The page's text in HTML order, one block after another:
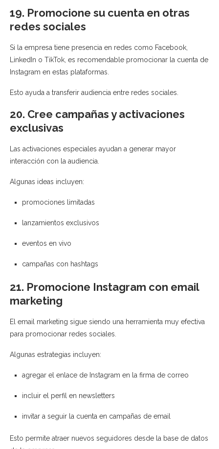
19. Promocione su cuenta en otras
redes sociales
Si la empresa tiene presencia en redes como Facebook
LinkedIn o TikTok , es recomendable promocionar la cuenta de
Instagram en estas plataformas.
Esto ayuda a transferir audiencia entre redes sociales.
20. Cree campañas y activaciones
exclusivas
Las activaciones especiales ayudan a generar mayor
interacción con la audiencia.
Algunas ideas incluyen:
promociones limitadas
lanzamientos exclusivos
eventos en vivo
campañas con hashtags
21. Promocione Instagram con email
marketing
El email marketing sigue siendo una herramienta muy efectiva
para promocionar redes sociales.
Algunas estrategias incluyen:
agregar el enlace de Instagram en la firma de correo
incluir el perfil en newsletters
invitar a seguir la cuenta en campañas de email
Esto permite atraer nuevos seguidores desde la base de datos